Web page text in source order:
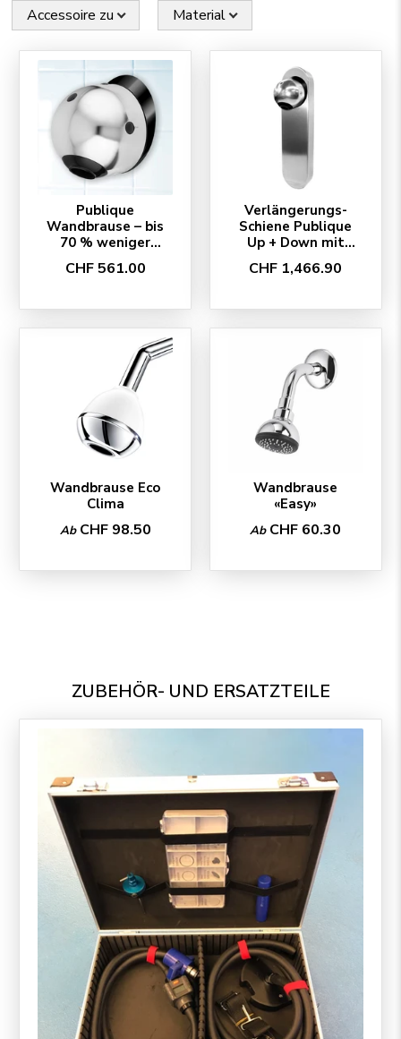
Accessoire zu Material
Publique
Wandbrause – bis
70 % weniger
Swiss-Made
CHF 561.00
Verlängerungs-
Schiene Publique
Up + Down mit
Publique
CHF 1,466.90
Wandbrause Eco
Clima
Ab CHF 98.50
Wandbrause
«Easy»
Ab CHF 60.30
ZUBEHÖR- UND ERSATZTEILE